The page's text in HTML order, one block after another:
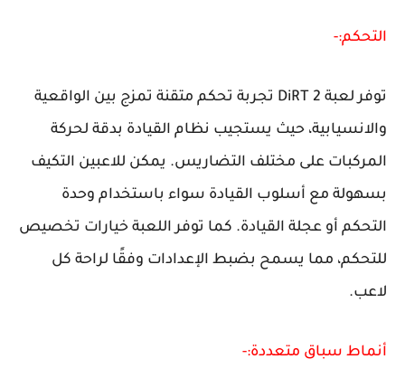
التحكم:-
توفر لعبة DiRT 2 تجربة تحكم متقنة تمزج بين الواقعية
والانسيابية، حيث يستجيب نظام القيادة بدقة لحركة
المركبات على مختلف التضاريس. يمكن للاعبين التكيف
بسهولة مع أسلوب القيادة سواء باستخدام وحدة
التحكم أو عجلة القيادة. كما توفر اللعبة خيارات تخصيص
للتحكم، مما يسمح بضبط الإعدادات وفقًا لراحة كل
لاعب.
أنماط سباق متعددة:-